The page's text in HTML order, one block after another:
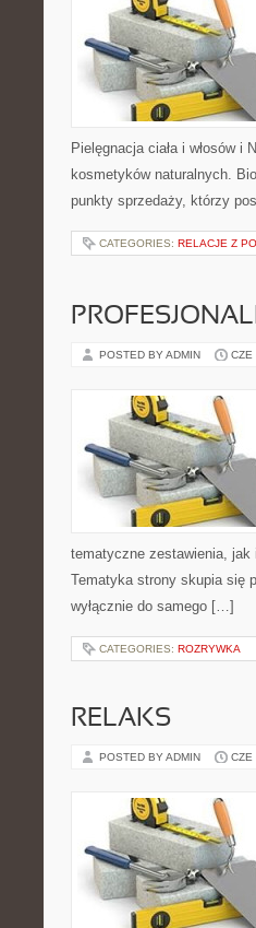
Pielęgnacja ciała i włosów
kosmetyków naturalnych.
punkty sprzedaży, którzy
CATEGORIES: RELACJE Z
POSTED BY ADMIN CZE
tematyczne zestawienia,
Tematyka strony skupia się
wyłącznie do samego […]
CATEGORIES: ROZRYWKA
RELAKS
POSTED BY ADMIN CZE